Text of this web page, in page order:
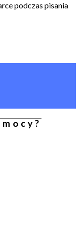
podczas pisania